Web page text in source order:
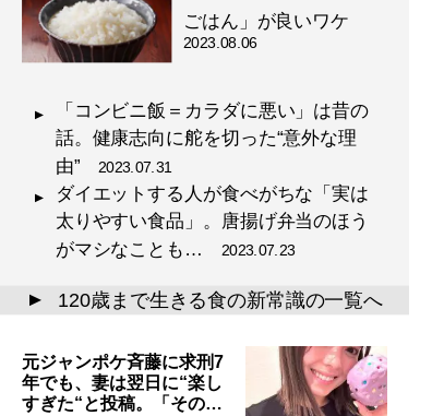
ごはん」が良いワケ
2023.08.06
「コンビニ飯＝カラダに悪い」は昔の
話。健康志向に舵を切った“意外な理
由”
2023.07.31
ダイエットする人が食べがちな「実は
太りやすい食品」。唐揚げ弁当のほう
がマシなことも…
2023.07.23
▲ 120歳まで生きる食の新常識の一覧へ
元ジャンポケ斉藤に求刑7
年でも、妻は翌日に“楽し
すぎた“と投稿。「その…